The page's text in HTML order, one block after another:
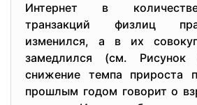
Интернет в
транзакций физлиц
изменился, а в их
замедлился (см. Рисунок
снижение темпа прироста
прошлым годом говорит о